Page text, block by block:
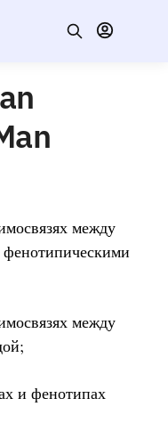
между
фенотипическими
между
и фенотипах